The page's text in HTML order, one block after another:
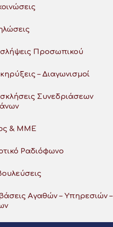
Προσωπικού
– Διαγωνισμοί
Συνεδριάσεων
& ΜΜΕ
Ραδιόφωνο
Αγαθών – Υπηρεσιών –